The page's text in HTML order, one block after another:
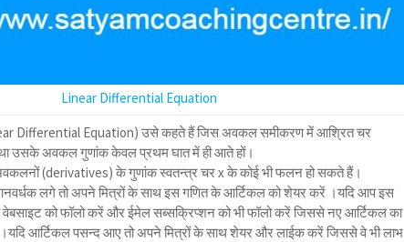
Linear Differential Equation
Differential Equation) उसे कहते हैं जिस अवकल समीकरण में आश्रित चर
उसके अवकल गुणांक केवल प्रथम घात में ही आते हों।
(derivatives) के गुणांक स्वतन्त्र चर x के कोई भी फलन हो सकते हैं।
लगे तो अपने मित्रों के साथ इस गणित के आर्टिकल को शेयर करें ।यदि आप इस
वेबसाइट को फॉलो करें और ईमेल सब्सक्रिप्शन को भी फॉलो करें जिससे नए आर्टिकल का
आर्टिकल पसन्द आए तो अपने मित्रों के साथ शेयर और लाईक करें जिससे वे भी लाभ